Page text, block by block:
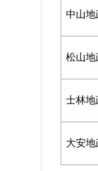
中山
松山
士林
大安